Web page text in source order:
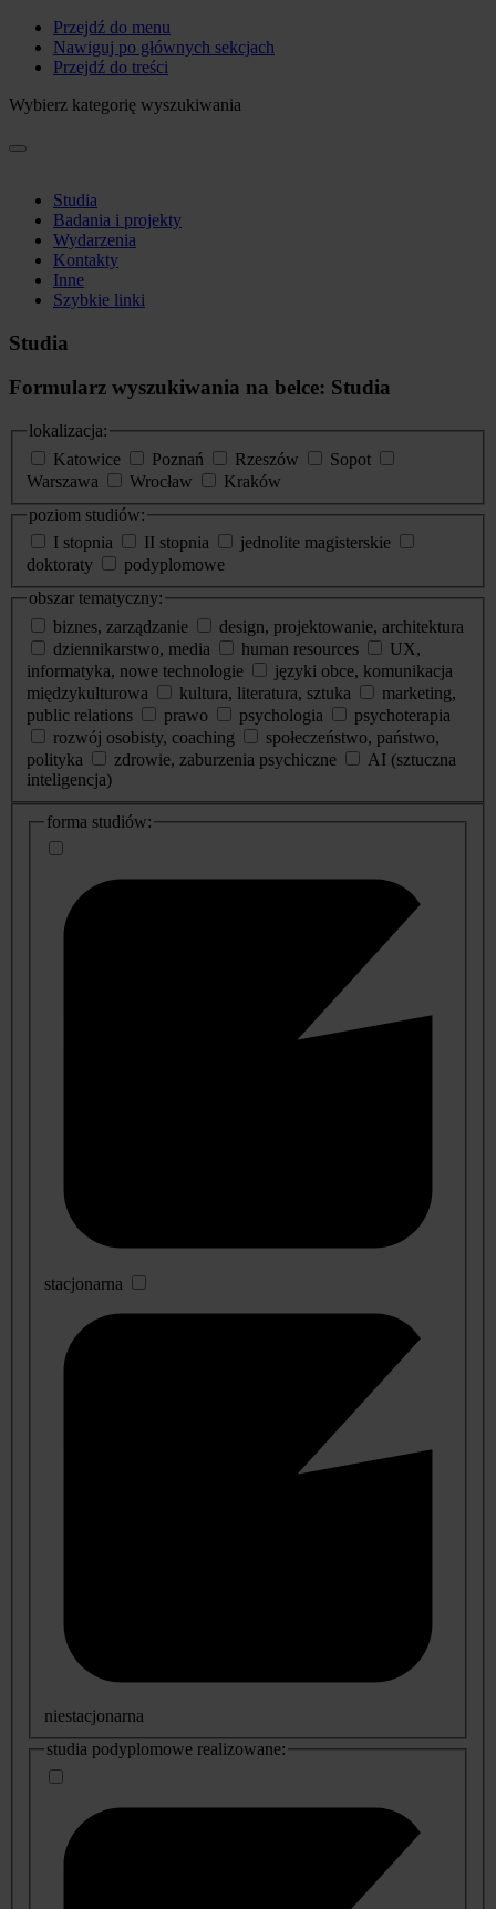
Przejdź do menu
Nawiguj po głównych sekcjach
Przejdź do treści
Wybierz kategorię wyszukiwania
Studia
Badania i projekty
Wydarzenia
Kontakty
Inne
Szybkie linki
Studia
Formularz wyszukiwania na belce: Studia
lokalizacja:
Katowice
Poznań Rzeszów
Sopot
Warszawa
Wrocław
Kraków
poziom studiów:
I stopnia
II stopnia
jednolite magisterskie
doktoraty
podyplomowe
obszar tematyczny:
biznes, zarządzanie
design, projektowanie, architektura
dziennikarstwo, media
human resources
UX,
informatyka, nowe technologie
języki obce, komunikacja
międzykulturowa
kultura, literatura, sztuka
marketing,
public relations
prawo psychologia
psychoterapia
rozwój osobisty, coaching
społeczeństwo, państwo,
polityka
zdrowie, zaburzenia psychiczne
AI (sztuczna
inteligencja)
dodatkowe
informacje
forma studiów:
stacjonarna
niestacjonarna
studia podyplomowe realizowane: